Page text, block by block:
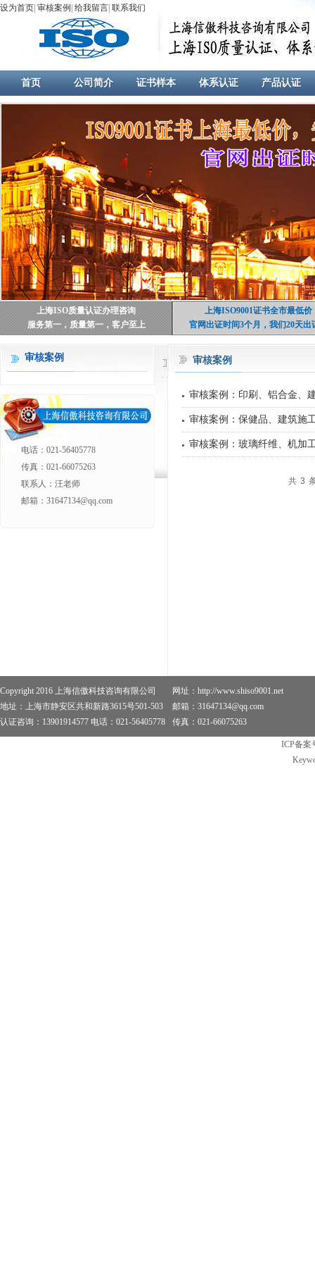
设为首页 审核案例 给我留言 联系我们
首页 公司简介 证书样本 体系认证 产品认证
上海ISO质量认证办理咨询
服务第一，质量第一，客户至上
上海ISO9001证书全市最低价
官网出证时间3个月，我们20天出
审核案例
电话：021-56405778
传真：021-66075263
联系人：汪老师
邮箱：31647134@qq.com
审核案例
审核案例：印刷、铝合金、
审核案例：保健品、建筑施
审核案例：玻璃纤维、机加
共3
上海信傲科技咨询有限公司：
口碑铸就品牌，10年客户0投诉
聚集了上海权威认证机构50多位资
提供7×24小时不间断的权威专业认
Copyright 2016 上海信傲科技咨询有限公司
地址：上海市静安区共和新路3615号501-503
认证咨询：13901914577 电话：021-56405778
网址：http://www.shiso9001.net
邮箱：31647134@qq.com
传真：021-66075263
ICP备案